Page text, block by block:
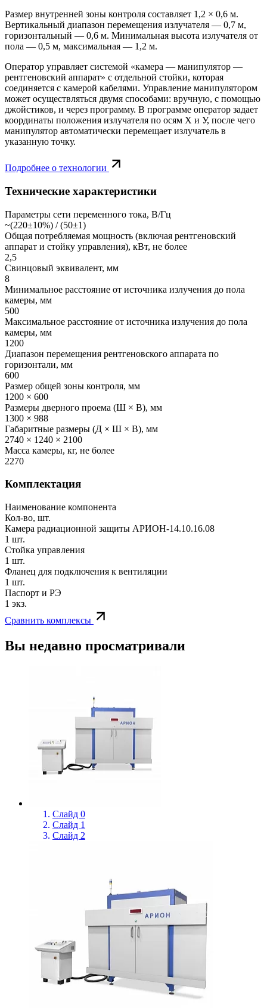
Размер внутренней зоны контроля составляет 1,2 × 0,6 м.
Вертикальный диапазон перемещения излучателя — 0,7 м,
горизонтальный — 0,6 м. Минимальная высота излучателя от
пола — 0,5 м, максимальная — 1,2 м.
Оператор управляет системой «камера — манипулятор —
рентгеновский аппарат» с отдельной стойки, которая
соединяется с камерой кабелями. Управление манипулятором
может осуществляться двумя способами: вручную, с помощью
джойстиков, и через программу. В программе оператор задает
координаты положения излучателя по осям Х и У, после чего
манипулятор автоматически перемещает излучатель в
указанную точку.
Подробнее о технологии
Технические характеристики
Параметры сети переменного тока, В/Гц
~(220±10%) / (50±1)
Общая потребляемая мощность (включая рентгеновский
аппарат и стойку управления), кВт, не более
2,5
Свинцовый эквивалент, мм
8
Минимальное расстояние от источника излучения до пола
камеры, мм
500
Максимальное расстояние от источника излучения до пола
камеры, мм
1200
Диапазон перемещения рентгеновского аппарата по
горизонтали, мм
600
Размер общей зоны контроля, мм
1200 × 600
Размеры дверного проема (Ш × В), мм
1300 × 988
Габаритные размеры (Д × Ш × В), мм
2740 × 1240 × 2100
Масса камеры, кг, не более
2270
Комплектация
Наименование компонента
Кол-во, шт.
Камера радиационной защиты АРИОН-14.10.16.08
1 шт.
Стойка управления
1 шт.
Фланец для подключения к вентиляции
1 шт.
Паспорт и РЭ
1 экз.
Сравнить комплексы
Вы недавно просматривали
Слайд 0
Слайд 1
Слайд 2